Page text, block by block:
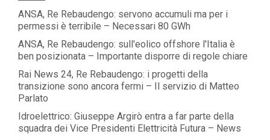
ANSA, Re Rebaudengo: servono accumuli ma per i
permessi è terribile – Necessari 80 GWh
ANSA, Re Rebaudengo: sull'eolico offshore l'Italia è
ben posizionata – Importante disporre di regole chiare
Rai News 24, Re Rebaudengo: i progetti della
transizione sono ancora fermi – Il servizio di Matteo
Parlato
Idroelettrico: Giuseppe Argirò entra a far parte della
squadra dei Vice Presidenti Elettricità Futura – News